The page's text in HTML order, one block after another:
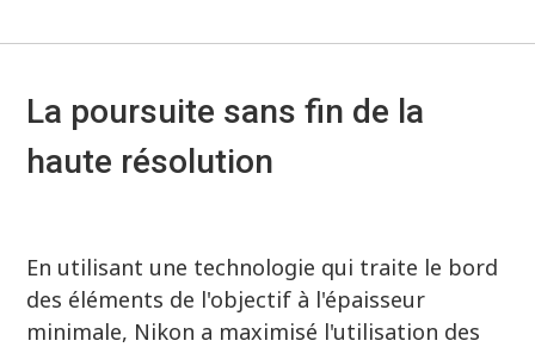
La poursuite sans fin de la
haute résolution
En utilisant une technologie qui traite le bord
des éléments de l'objectif à l'épaisseur
minimale, Nikon a maximisé l'utilisation des